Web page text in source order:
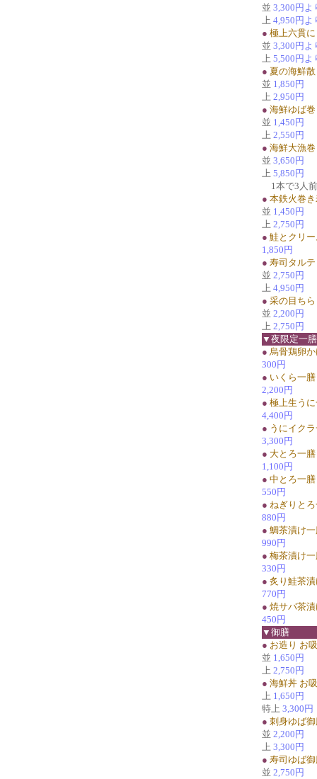
並 3,300円よ
上 4,950円よ
● 極上六貫
並 3,300円よ
上 5,500円よ
● 夏の海鮮
並 1,850円
上 2,950円
● 海鮮ゆば
並 1,450円
上 2,550円
● 海鮮大漁
並 3,650円
上 5,850円
1本で3人
● 本鉄火巻
並 1,450円
上 2,750円
● 鮭とクリ
1,850円
● 寿司タル
並 2,750円
上 4,950円
● 采の目ち
並 2,200円
上 2,750円
▼夜限定一
● 烏骨鶏卵
300円
● いくら一膳
2,200円
● 極上生う
4,400円
● うにイク
3,300円
● 大とろ一膳
1,100円
● 中とろ一膳
550円
● ねぎりと
880円
● 鯛茶漬け
990円
● 梅茶漬け
330円
● 炙り鮭茶
770円
● 焼サバ茶
450円
▼御膳
● お造り お
並 1,650円
上 2,750円
● 海鮮丼 お
上 1,650円
特上 3,300円
● 刺身ゆば
並 2,200円
上 3,300円
● 寿司ゆば
並 2,750円